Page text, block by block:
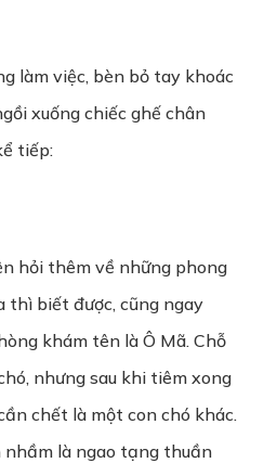
làm việc, bèn bỏ tay khoác
xuống chiếc ghế chân
tiếp:
hỏi thêm về những phong
thì biết được, cũng ngay
khám tên là Ô Mã. Chỗ
nhưng sau khi tiêm xong
chết là một con chó khác.
nhầm là ngao tạng thuần